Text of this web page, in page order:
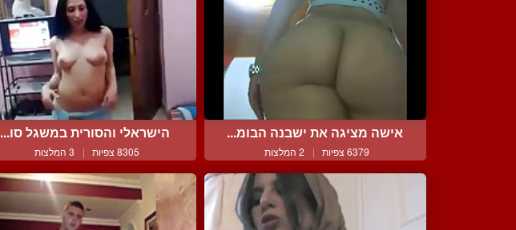
אישה מציגה את ישבנה הבומ...
6379 צפיות | 2 המלצות
הישראלי והסורית במשגל סו...
8305 צפיות | 3 המלצות